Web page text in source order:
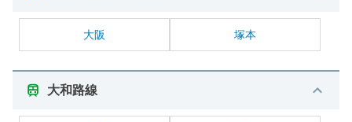
大阪 塚本
大和路線